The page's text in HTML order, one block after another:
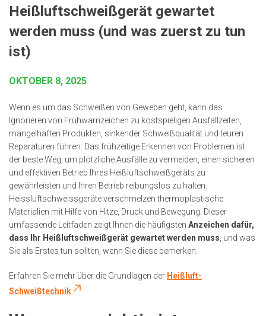
Heißluftschweißgerät gewartet
werden muss (und was zuerst zu tun
ist)
OKTOBER 8, 2025
Wenn es um das Schweißen von Geweben geht, kann das
Ignorieren von Frühwarnzeichen zu kostspieligen Ausfallzeiten,
mangelhaften Produkten, sinkender Schweißqualität und teuren
Reparaturen führen. Das frühzeitige Erkennen von Problemen ist
der beste Weg, um plötzliche Ausfälle zu vermeiden, einen sicheren
und effektiven Betrieb Ihres Heißluftschweißgeräts zu
gewährleisten und Ihren Betrieb reibungslos zu halten.
Heissluftschweissgeräte verschmelzen thermoplastische
Materialien mit Hilfe von Hitze, Druck und Bewegung. Dieser
umfassende Leitfaden zeigt Ihnen die häufigsten Anzeichen dafür,
dass Ihr Heißluftschweißgerät gewartet werden muss , und was
Sie als Erstes tun sollten, wenn Sie diese bemerken.
Erfahren Sie mehr über die Grundlagen der Heißluft-
Schweißtechnik